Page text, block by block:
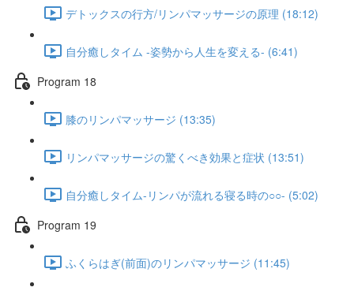
デトックスの行方/リンパマッサージの原理 (18:12)
自分癒しタイム -姿勢から人生を変える- (6:41)
Program 18
膝のリンパマッサージ (13:35)
リンパマッサージの驚くべき効果と症状 (13:51)
自分癒しタイム-リンパが流れる寝る時の○○- (5:02)
Program 19
ふくらはぎ(前面)のリンパマッサージ (11:45)